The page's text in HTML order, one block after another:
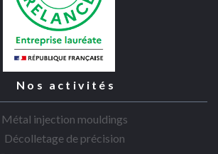
Nos activités
Métal injection mouldings
Décolletage de précision